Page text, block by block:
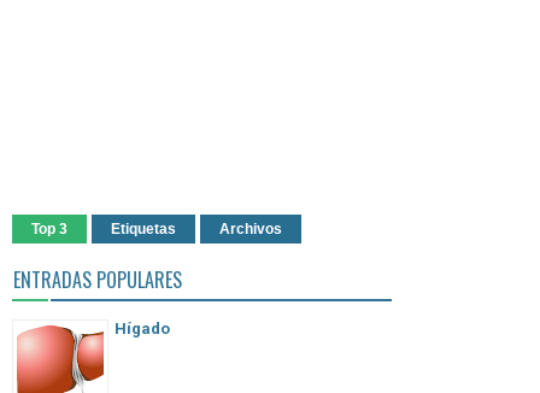
Top 3 Etiquetas Archivos
ENTRADAS POPULARES
Hígado